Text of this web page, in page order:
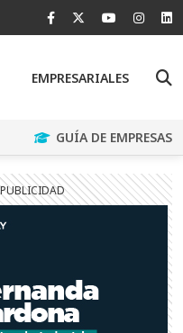
EMPRESARIALES
GUÍA DE EMPRESAS